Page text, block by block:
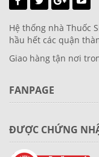
Hệ thống nhà Thuốc
hầu hết các quận
Giao hàng tận nơi
FANPAGE
ĐƯỢC CHỨNG